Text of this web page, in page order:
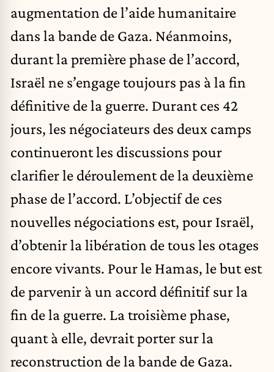
augmentation de l’aide humanitaire
dans la bande de Gaza. Néanmoins,
durant la première phase de l’accord,
Israël ne s’engage toujours pas à la fin
définitive de la guerre. Durant ces 42
jours, les négociateurs des deux camps
continueront les discussions pour
clarifier le déroulement de la deuxième
phase de l’accord. L’objectif de ces
nouvelles négociations est, pour Israël,
d’obtenir la libération de tous les otages
encore vivants. Pour le Hamas, le but est
de parvenir à un accord définitif sur la
fin de la guerre. La troisième phase,
quant à elle, devrait porter sur la
reconstruction de la bande de Gaza.